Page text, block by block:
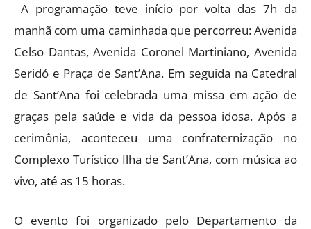
A programação teve início por volta das 7h da
manhã com uma caminhada que percorreu: Avenida
Celso Dantas, Avenida Coronel Martiniano, Avenida
Seridó e Praça de Sant’Ana. Em seguida na Catedral
de Sant’Ana foi celebrada uma missa em ação de
graças pela saúde e vida da pessoa idosa. Após a
cerimônia, aconteceu uma confraternização no
Complexo Turístico Ilha de Sant’Ana, com música ao
vivo, até as 15 horas.
O evento foi organizado pelo Departamento da